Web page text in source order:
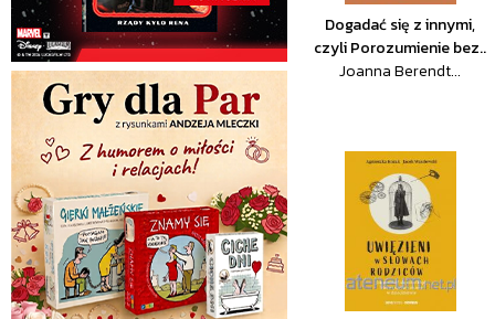
Dogadać się z innymi,
czyli Porozumienie bez..
Joanna Berendt...